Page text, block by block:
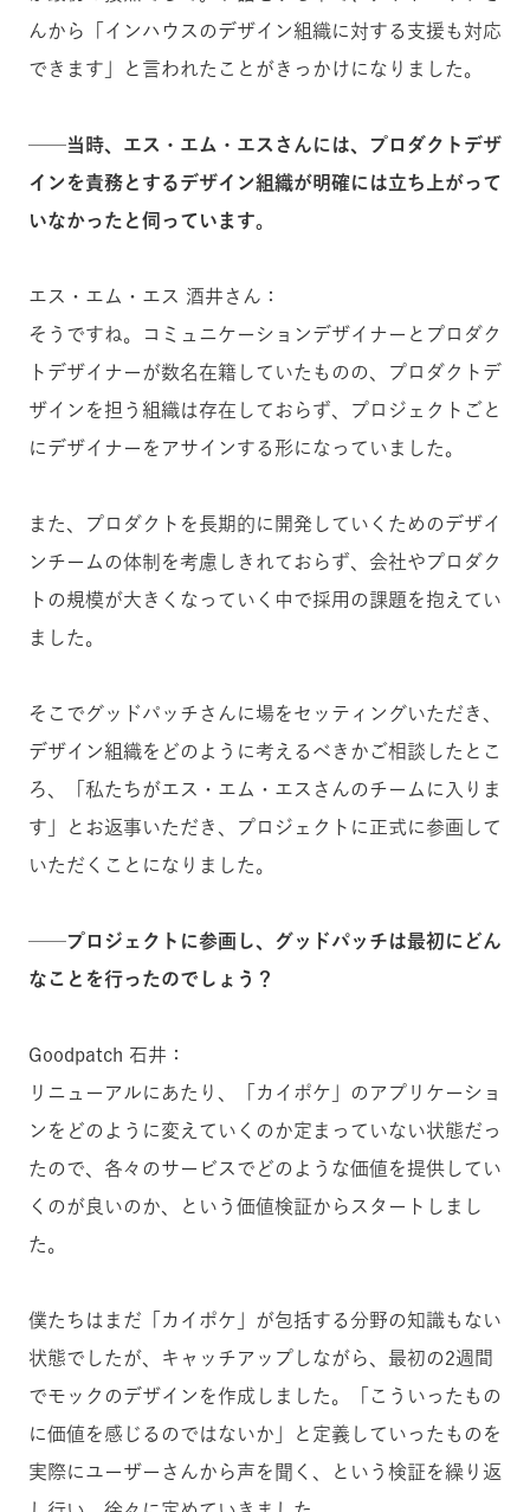
んから「インハウスのデザイン組織に対する支援も対応
できます」と言われたことがきっかけになりました。
──当時、エス・エム・エスさんには、プロダクトデザ
インを責務とするデザイン組織が明確には立ち上がって
いなかったと伺っています。
エス・エム・エス 酒井さん：
そうですね。コミュニケーションデザイナーとプロダク
トデザイナーが数名在籍していたものの、プロダクトデ
ザインを担う組織は存在しておらず、プロジェクトごと
にデザイナーをアサインする形になっていました。
また、プロダクトを長期的に開発していくためのデザイ
ンチームの体制を考慮しきれておらず、会社やプロダク
トの規模が大きくなっていく中で採用の課題を抱えてい
ました。
そこでグッドパッチさんに場をセッティングいただき、
デザイン組織をどのように考えるべきかご相談したとこ
ろ、「私たちがエス・エム・エスさんのチームに入りま
す」とお返事いただき、プロジェクトに正式に参画して
いただくことになりました。
──プロジェクトに参画し、グッドパッチは最初にどん
なことを行ったのでしょう？
Goodpatch 石井：
リニューアルにあたり、「カイポケ」のアプリケーショ
ンをどのように変えていくのか定まっていない状態だっ
たので、各々のサービスでどのような価値を提供してい
くのが良いのか、という価値検証からスタートしまし
た。
僕たちはまだ「カイポケ」が包括する分野の知識もない
状態でしたが、キャッチアップしながら、最初の2週間
でモックのデザインを作成しました。「こういったもの
に価値を感じるのではないか」と定義していったものを
実際にユーザーさんから声を聞く、という検証を繰り返